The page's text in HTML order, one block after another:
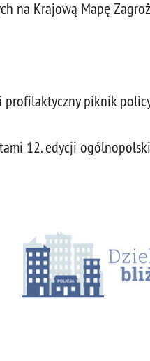
na Krajową Mapę
piknik
12. edycji